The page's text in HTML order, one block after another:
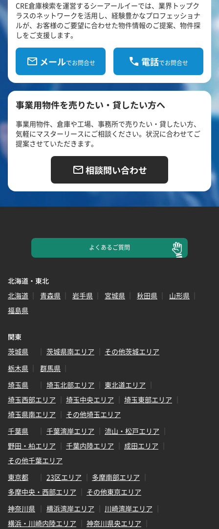
CRE倉庫検索を運営するシーアールイーでは、業界トップク
ラスのネットワークを活用し、経験豊かなプロフェッショナ
ルが、お客様のご要望に合わせた物件情報のご提案、物件探
しをご支援します。
メールでお問合せ 電話でお問合せ
事業用物件を売りたい・貸したい方へ
事業用物件、倉庫や工場、事務所で売りたい・貸したい方、
気軽にマスターリースにご相談ください。状況に合わせてご
提案させていただきます。
相談問い合わせ
よくあるご質問
北海道・東北
北海道
青森県 岩手県 宮城県 秋田県
山形県
福島県
関東
茨城県
茨城県南エリア
その他茨城エリア
栃木県
群馬県
埼玉県
埼玉北部エリア
東北道エリア
埼玉西部エリア
埼玉中央エリア
埼玉東部エリア
埼玉県南エリア
その他埼玉エリア
千葉県
千葉湾岸エリア
流山・松戸エリア
野田・柏エリア
千葉内陸エリア
成田エリア
その他千葉エリア
東京都
23区エリア
多摩南部エリア
多摩中央・西部エリア
その他東京エリア
神奈川県
横浜湾岸エリア
川崎湾岸エリア
横浜・川崎内陸エリア
神奈川県央エリア